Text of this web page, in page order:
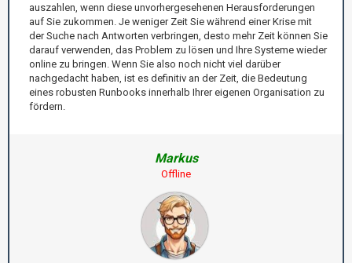
auszahlen, wenn diese unvorhergesehenen Herausforderungen
auf Sie zukommen. Je weniger Zeit Sie während einer Krise mit
der Suche nach Antworten verbringen, desto mehr Zeit können Sie
darauf verwenden, das Problem zu lösen und Ihre Systeme wieder
online zu bringen. Wenn Sie also noch nicht viel darüber
nachgedacht haben, ist es definitiv an der Zeit, die Bedeutung
eines robusten Runbooks innerhalb Ihrer eigenen Organisation zu
fördern.
Markus
Offline